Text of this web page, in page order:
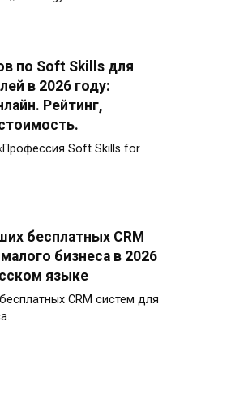
по Soft Skills для
в 2026 году:
Рейтинг,
Soft Skills for
бесплатных CRM
бизнеса в 2026
языке
CRM систем для